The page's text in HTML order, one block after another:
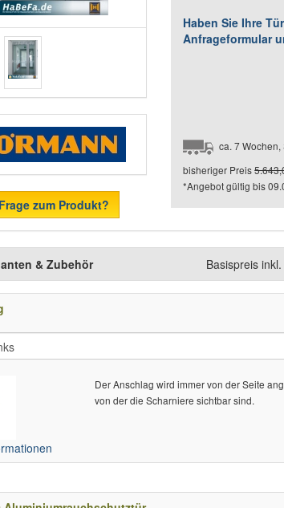
zum Produkt?
Haben Sie Ihre
Anfrageformular
ca. 7
bisheriger Preis
*Angebot gültig bis
& Zubehör Basispreis
Der Anschlag wird immer von der Seite
von der die Scharniere sichtbar sind.